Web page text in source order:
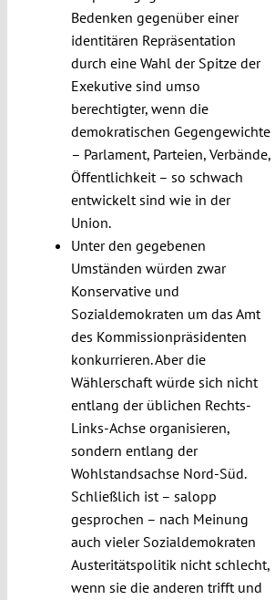
Bedenken gegenüber einer
identitären Repräsentation
durch eine Wahl der Spitze der
Exekutive sind umso
berechtigter, wenn die
demokratischen Gegengewichte
– Parlament, Parteien, Verbände,
Öffentlichkeit – so schwach
entwickelt sind wie in der
Union.
Unter den gegebenen
Umständen würden zwar
Konservative und
Sozialdemokraten um das Amt
des Kommissionpräsidenten
konkurrieren. Aber die
Wählerschaft würde sich nicht
entlang der üblichen Rechts-
Links-Achse organisieren,
sondern entlang der
Wohlstandsachse Nord-Süd.
Schließlich ist – salopp
gesprochen – nach Meinung
auch vieler Sozialdemokraten
Austeritätspolitik nicht schlecht,
wenn sie die anderen trifft und